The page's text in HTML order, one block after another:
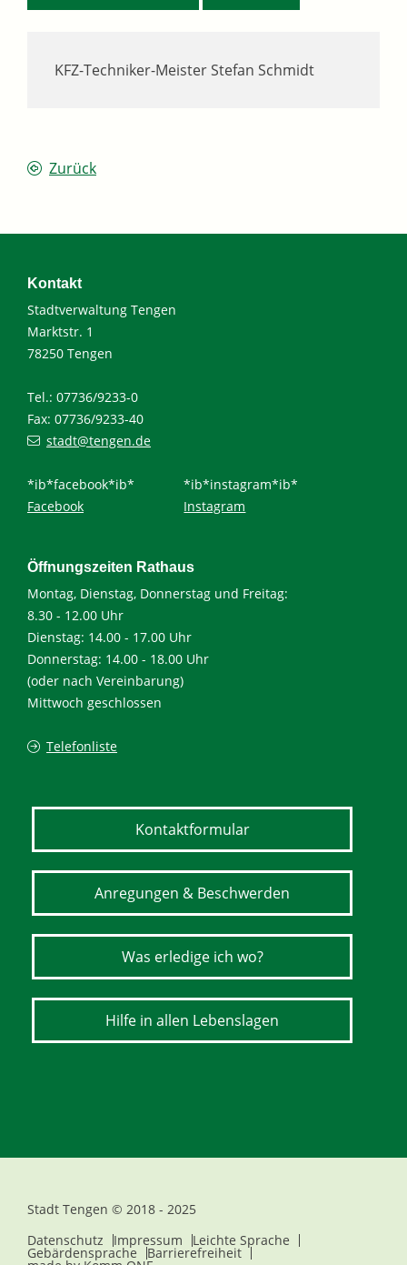
KFZ-Techniker-MeisterStefan Schmidt
Zurück
Kontakt
Stadtverwaltung Tengen
Marktstr. 1
78250 Tengen
Tel.: 07736/9233-0
Fax: 07736/9233-40
stadt@tengen.de
*ib*facebook*ib*
Facebook
*ib*instagram*ib*
Instagram
Öffnungszeiten Rathaus
Montag, Dienstag, Donnerstag und Freitag:
8.30 - 12.00 Uhr
Dienstag: 14.00 - 17.00 Uhr
Donnerstag: 14.00 - 18.00 Uhr
(oder nach Vereinbarung)
Mittwoch geschlossen
Telefonliste
Kontaktformular
Anregungen & Beschwerden
Was erledige ich wo?
Hilfe in allen Lebenslagen
Stadt Tengen © 2018 - 2025
Datenschutz
Impressum Leichte Sprache
Gebärdensprache Barrierefreiheit